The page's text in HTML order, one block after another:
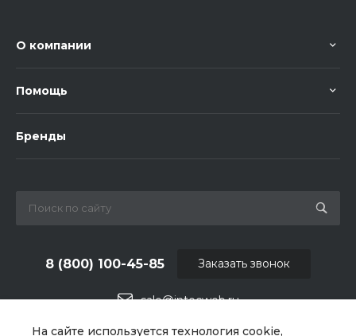
На сайте используется технология cookie,
О компании
Помощь
Бренды
sale@intecweb.ru
8 (800) 100-45-85
г. Челябинск, ул.Свободы, д.93, оф. 6
Заказать звонок